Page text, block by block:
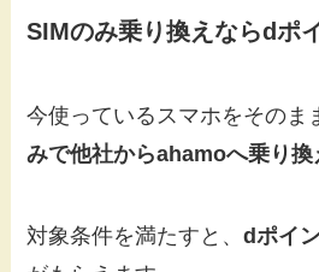
SIMのみ乗り換えならdポ
今使っているスマホをそのま
みで他社からahamoへ乗り換
対象条件を満たすと、dポイ